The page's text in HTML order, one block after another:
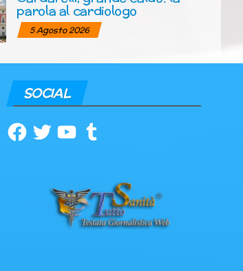
parola al cardiologo
5 Agosto 2026
SOCIAL
Facebook
TwitterYouTubeTumblr